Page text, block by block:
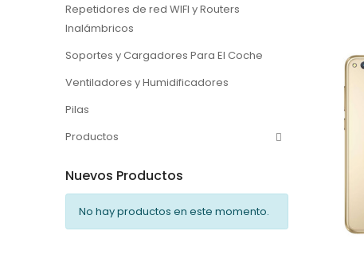
Repetidores de red WIFI y Routers
Inalámbricos
Soportes y Cargadores Para El Coche
Ventiladores y Humidificadores
Pilas
Productos
Nuevos Productos
No hay productos en este momento.